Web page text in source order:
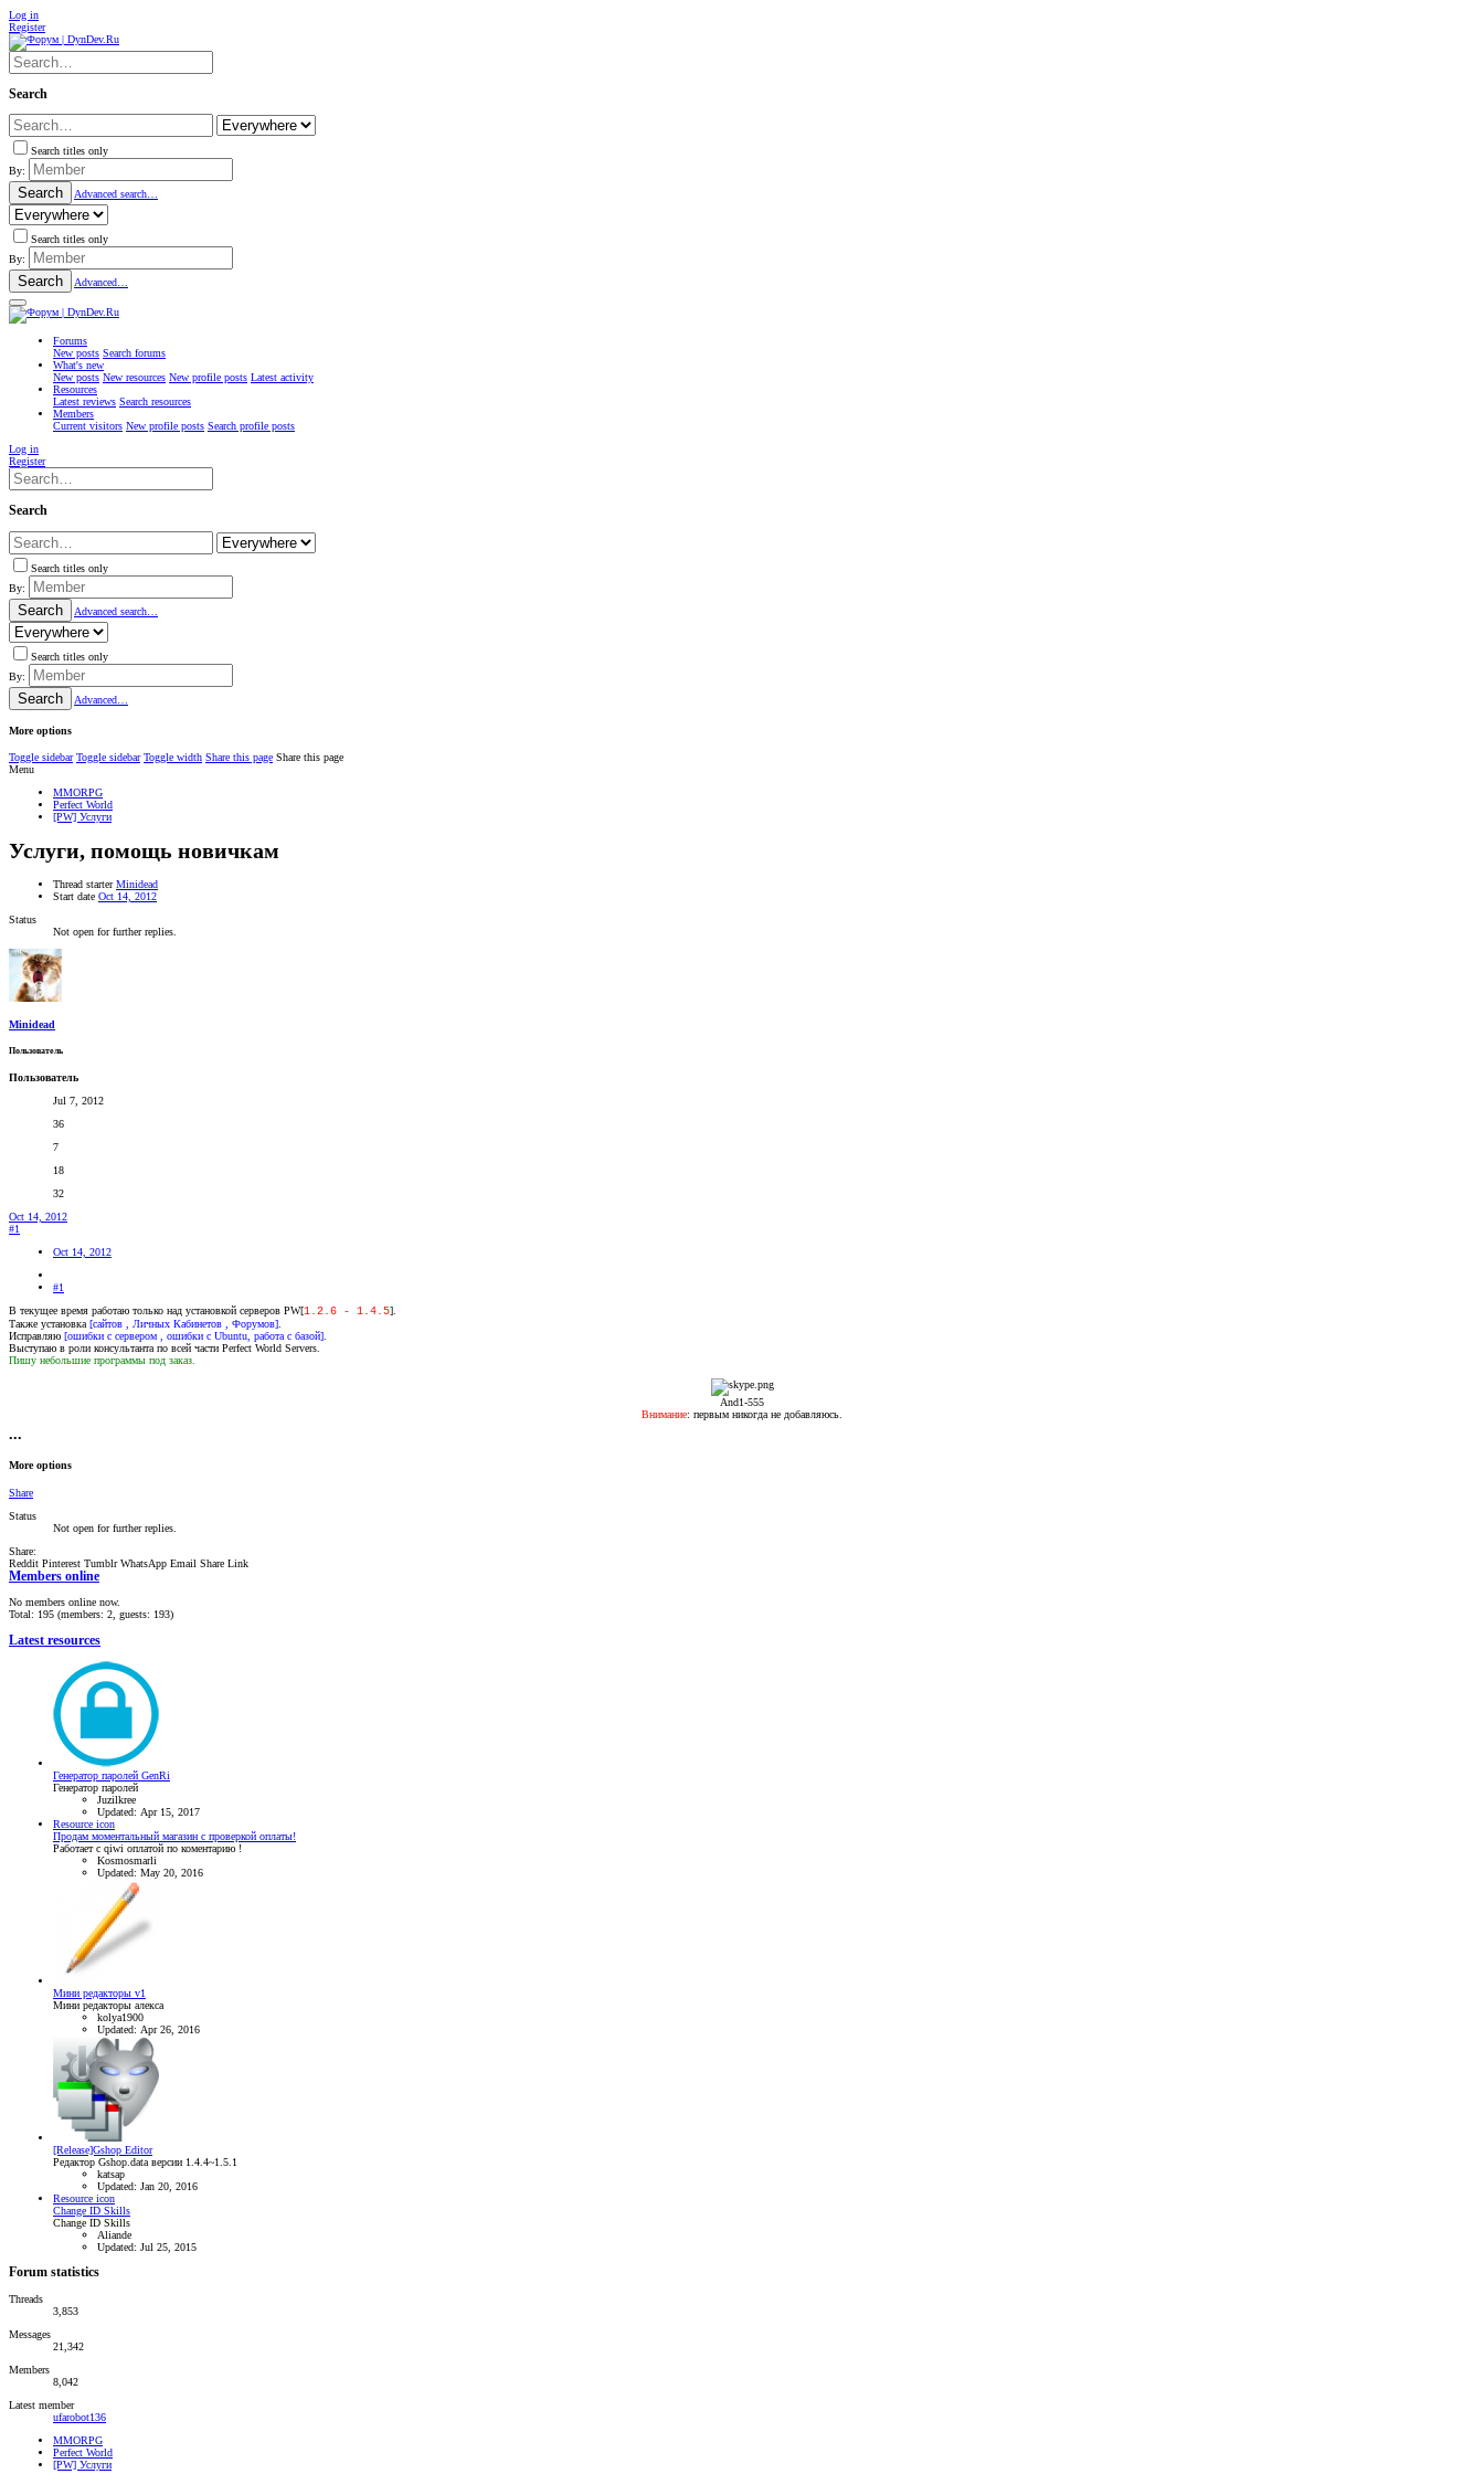
Log in
Register
Search
Search titles only
By:
Search Advanced search…
Search titles only
By:
Search Advanced…
Forums
New posts Search forums
What's new
New posts New resources New profile posts Latest activity
Resources
Latest reviews Search resources
Members
Current visitors New profile posts Search profile posts
Log in
Register
Search
Search titles only
By:
Search Advanced search…
Search titles only
By:
Search Advanced…
More options
Toggle sidebar Toggle sidebar Toggle width Share this page Share this page
Menu
MMORPG
Perfect World
[PW] Услуги
Услуги, помощь новичкам
Thread starter Minidead
Start date Oct 14, 2012
Status
Not open for further replies.
Minidead
Пользователь
Пользователь
Jul 7, 2012
36
7
18
32
Oct 14, 2012
#1
Oct 14, 2012
#1
В текущее время работаю только над установкой серверов PW[1.2.6 - 1.4.5].
Также установка [сайтов , Личных Кабинетов , Форумов]
Исправляю [ошибки с сервером , ошибки с Ubuntu, работа с базой]
Выступаю в роли консультанта по всей части Perfect World Servers.
Пишу небольшие программы под заказ.
And1-555​
Внимание: первым никогда не добавляюсь.​
•••
More options
Share
Status
Not open for further replies.
Share:
Reddit Pinterest Tumblr WhatsApp Email Share Link
Members online
No members online now.
Total: 195 (members: 2, guests: 193)
Latest resources
Генератор паролей GenRi
Генератор паролей
Juzilkree
Updated: Apr 15, 2017
Resource icon
Продам моментальный магазин с проверкой оплаты!
Работает с qiwi оплатой по коментарию !
Kosmosmarli
Updated: May 20, 2016
Мини редакторы v1
Мини редакторы алекса
kolya1900
Updated: Apr 26, 2016
[Release]Gshop Editor
Редактор Gshop.data версии 1.4.4~1.5.1
katsap
Updated: Jan 20, 2016
Resource icon
Change ID Skills
Change ID Skills
Aliande
Updated: Jul 25, 2015
Forum statistics
Threads
3,853
Messages
21,342
Members
8,042
Latest member
ufarobot136
MMORPG
Perfect World
[PW] Услуги